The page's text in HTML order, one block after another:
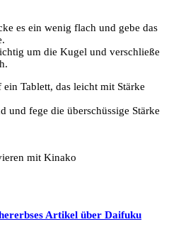
es ein wenig flach und gebe das
um die Kugel und verschließe
Tablett, das leicht mit Stärke
und fege die überschüssige Stärke
mit Kinako
Artikel über Daifuku